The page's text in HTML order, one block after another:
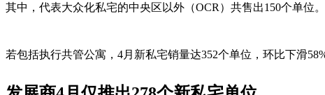
其中，代表大众化私宅的中央区以外（OCR）共售出150个单位
若包括执行共管公寓，4月新私宅销量达352个单位，环比下滑